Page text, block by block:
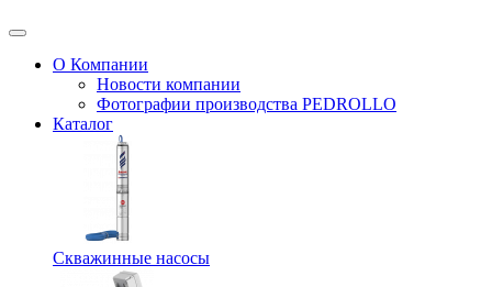
О Компании
Новости компании
Фотографии производства PEDROLLO
Каталог
Скважинные насосы